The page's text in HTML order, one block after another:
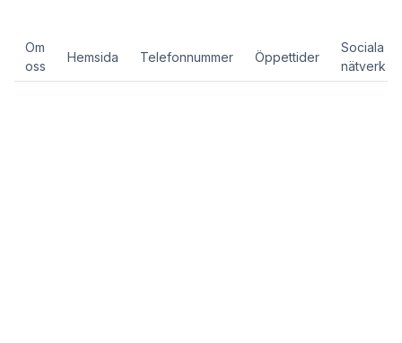
Om
oss
Hemsida Telefonnummer Öppettider
Sociala
nätverk